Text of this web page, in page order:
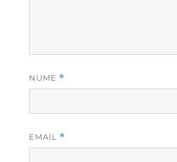
NUME *
EMAIL *